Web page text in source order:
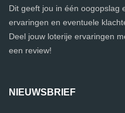
Dit geeft jou in één oogopslag
ervaringen en eventuele
Deel jouw loterije ervaringen
een review!
NIEUWSBRIEF